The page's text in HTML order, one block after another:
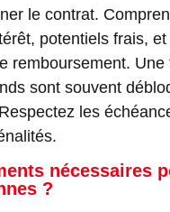
le contrat.
potentiels frais, et
remboursement. Une
sont souvent
les
nécessaires
?